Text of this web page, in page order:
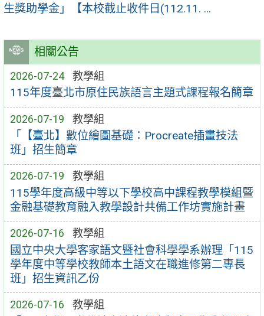
相關公告
2026-07-24 教學組
115年度臺北市原住民族語言主題式課程報名簡章
2026-07-19 教學組
「【臺北】數位繪圖基礎：Procreate插畫技法
班」招生簡章
2026-07-19 教學組
115學年度高級中等以下學校高中課程教學模組暨
金融基礎教育融入教學設計共備工作坊實施計畫
2026-07-16 教學組
國立中央大學客家語文暨社會科學學系辦理「115
學年度中等學校教師本土語文在職進修第二專長
班」招生資訊乙份
2026-07-16 教學組
生獎助學金」【本校截止收件日(112.11. ...